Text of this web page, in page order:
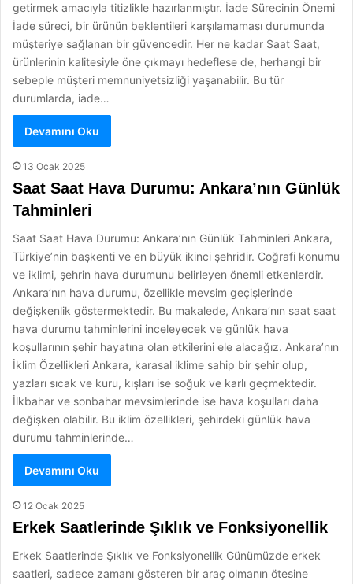
getirmek amacıyla titizlikle hazırlanmıştır. İade Sürecinin Önemi
İade süreci, bir ürünün beklentileri karşılamaması durumunda
müşteriye sağlanan bir güvencedir. Her ne kadar Saat Saat,
ürünlerinin kalitesiyle öne çıkmayı hedeflese de, herhangi bir
sebeple müşteri memnuniyetsizliği yaşanabilir. Bu tür
durumlarda, iade…
Devamını Oku
13 Ocak 2025
Saat Saat Hava Durumu: Ankara’nın Günlük
Tahminleri
Saat Saat Hava Durumu: Ankara’nın Günlük Tahminleri Ankara,
Türkiye’nin başkenti ve en büyük ikinci şehridir. Coğrafi konumu
ve iklimi, şehrin hava durumunu belirleyen önemli etkenlerdir.
Ankara’nın hava durumu, özellikle mevsim geçişlerinde
değişkenlik göstermektedir. Bu makalede, Ankara’nın saat saat
hava durumu tahminlerini inceleyecek ve günlük hava
koşullarının şehir hayatına olan etkilerini ele alacağız. Ankara’nın
İklim Özellikleri Ankara, karasal iklime sahip bir şehir olup,
yazları sıcak ve kuru, kışları ise soğuk ve karlı geçmektedir.
İlkbahar ve sonbahar mevsimlerinde ise hava koşulları daha
değişken olabilir. Bu iklim özellikleri, şehirdeki günlük hava
durumu tahminlerinde…
Devamını Oku
12 Ocak 2025
Erkek Saatlerinde Şıklık ve Fonksiyonellik
Erkek Saatlerinde Şıklık ve Fonksiyonellik Günümüzde erkek
saatleri, sadece zamanı gösteren bir araç olmanın ötesine